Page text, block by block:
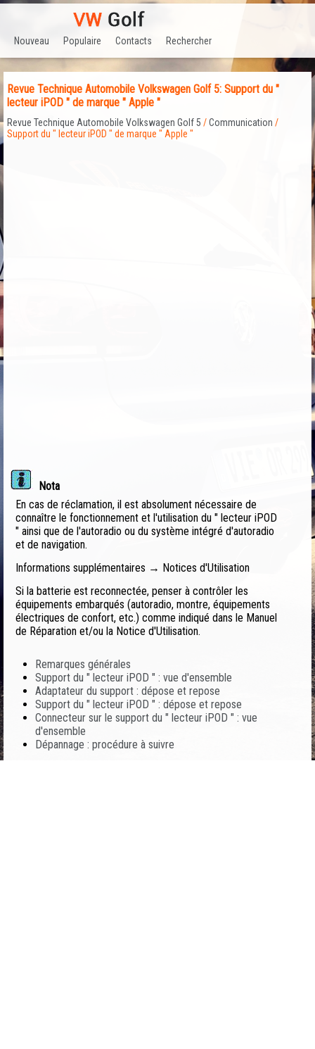
Nouveau Populaire Contacts Rechercher
Revue Technique Automobile Volkswagen Golf 5: Support du "
lecteur iPOD " de marque " Apple "
Revue Technique Automobile Volkswagen Golf 5 /Communication /
Support du " lecteur iPOD " de marque " Apple "
Nota
En cas de réclamation, il est absolument nécessaire de
connaître le fonctionnement et l'utilisation du " lecteur iPOD
" ainsi que de l'autoradio ou du système intégré d'autoradio
et de navigation.
Informations supplémentaires → Notices d'Utilisation
Si la batterie est reconnectée, penser à contrôler les
équipements embarqués (autoradio, montre, équipements
électriques de confort, etc.) comme indiqué dans le Manuel
de Réparation et/ou la Notice d'Utilisation.
Remarques générales
Support du " lecteur iPOD " : vue d'ensemble
Adaptateur du support : dépose et repose
Support du " lecteur iPOD " : dépose et repose
Connecteur sur le support du " lecteur iPOD " : vue
d'ensemble
Dépannage : procédure à suivre